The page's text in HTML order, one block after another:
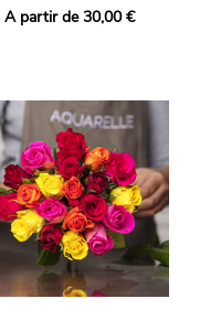
A partir de 30,00 €